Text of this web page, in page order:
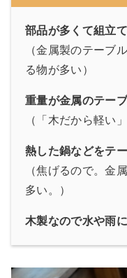
部品が多くて組立
（金属製のテーブ
る物が多い）
重量が金属のテー
（「木だから軽い
熱した鍋などをテ
（焦げるので。金
多い。）
木製なので水や雨